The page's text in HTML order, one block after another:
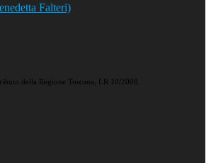
Falteri)
della Regione Toscana, LR 10/2008.